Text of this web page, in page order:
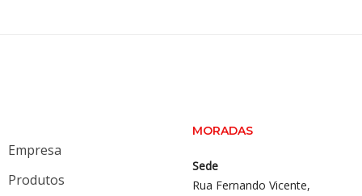
Empresa
Produtos
MORADAS
Sede
Rua Fernando Vicente,